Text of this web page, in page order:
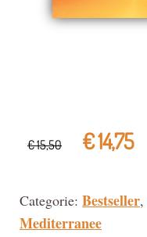
€ 15,50 € 14,75
Categorie: Bestseller,
Mediterranee